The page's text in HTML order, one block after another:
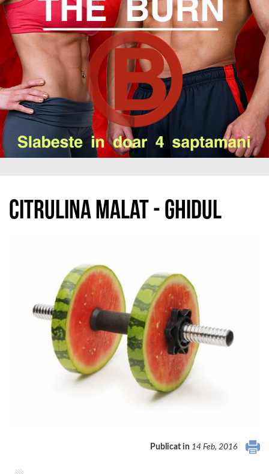
Citrulina malat - ghidul
Publicat in 14 Feb, 2016